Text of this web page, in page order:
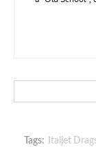
Tags: Italjet